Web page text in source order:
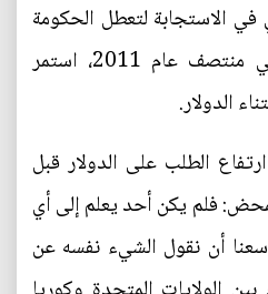
في الاستجابة لتعطل الحكومة
الأميركية لفترة وجيزة في منتصف عام 2011، استمر
الدولار.
الطلب على الدولار قبل
فلم يكن أحد يعلم إلى أي
أن نقول الشيء نفسه عن